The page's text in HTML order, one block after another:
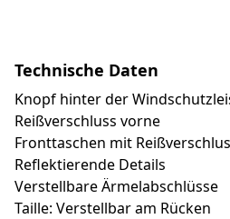
Technische Daten
Knopf hinter der
Reißverschluss vorne
Fronttaschen mit
Reflektierende Details
Verstellbare Ärmelabschlüsse
Taille: Verstellbar am Rücken